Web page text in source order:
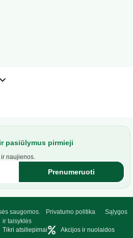
pasiūlymus pirmieji
naujienos.
Prenumeruoti
saugomos. Privatumo politika
Sąlygos
ir taisyklės
Tikri atsiliepimai Akcijos ir nuolaidos